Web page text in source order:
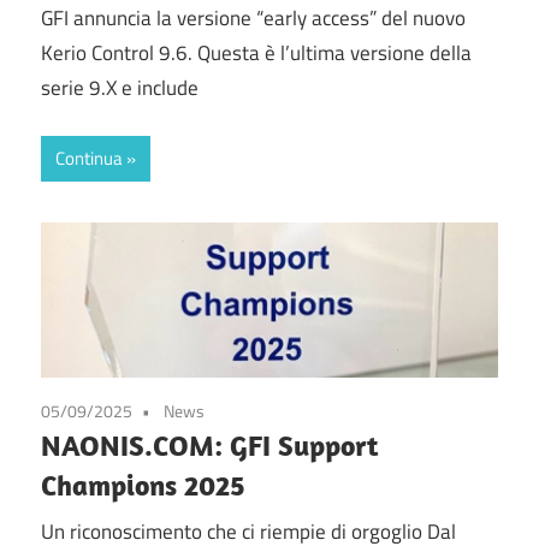
GFI annuncia la versione “early access” del nuovo
Kerio Control 9.6. Questa è l’ultima versione della
serie 9.X e include
Continua
05/09/2025 News
NAONIS.COM: GFI Support
Champions 2025
Un riconoscimento che ci riempie di orgoglio Dal